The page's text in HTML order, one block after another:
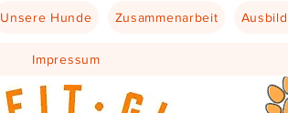
Unsere Hunde Zusammenarbeit
Impressum